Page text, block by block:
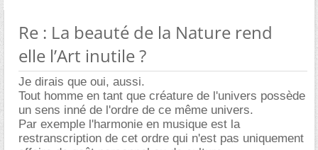
Re : La beauté de la Nature rend
elle l’Art inutile ?
Je dirais que oui, aussi.
Tout homme en tant que créature de l'univers possède
un sens inné de l'ordre de ce même univers.
Par exemple l'harmonie en musique est la
restranscription de cet ordre qui n'est pas uniquement